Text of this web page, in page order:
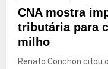
CNA mostra
tributária para
milho
Renato Conchon citou